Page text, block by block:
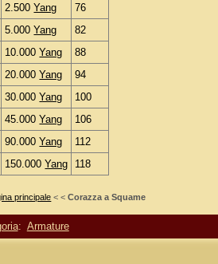
2.500Yang
76
5.000Yang
82
10.000Yang
88
20.000Yang
94
30.000Yang
100
45.000Yang
106
90.000Yang
112
150.000Yang 118
principale < <Corazza a Squame
: Armature